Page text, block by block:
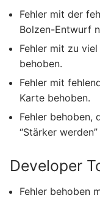
Fehler mit der
Bolzen-Entwurf
Fehler mit zu
behoben.
Fehler mit
Karte behoben.
Fehler behoben,
“Stärker
Developer
Fehler behoben